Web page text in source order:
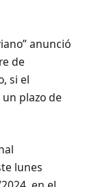
anunció
de
si el
plazo de
lunes